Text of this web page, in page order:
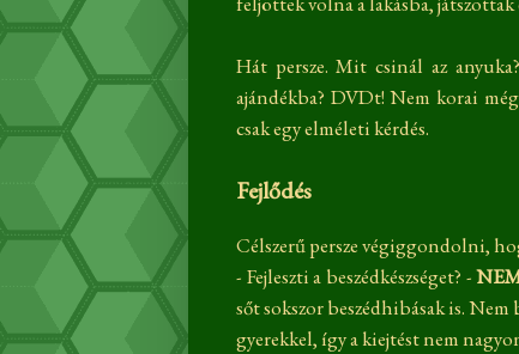
Hát persze. Mit csinál az
ajándékba? DVDt! Nem korai
csak egy elméleti kérdés.
Fejlődés
Célszerű persze végiggondolni,
- Fejleszti a beszédkészséget? -
sőt sokszor beszédhibásak is.
gyerekkel, így a kiejtést nem